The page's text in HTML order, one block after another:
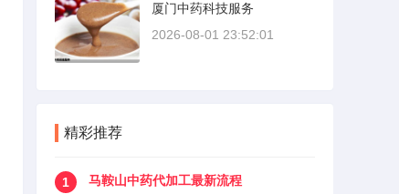
厦门中药科技服务
2026-08-01 23:52:01
精彩推荐
1
马鞍山中药代加工最新流程